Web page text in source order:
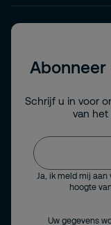
Abonneer
Schrijf u in voor
van het
Ja, ik meld mij
hoogte
Uw gegevens